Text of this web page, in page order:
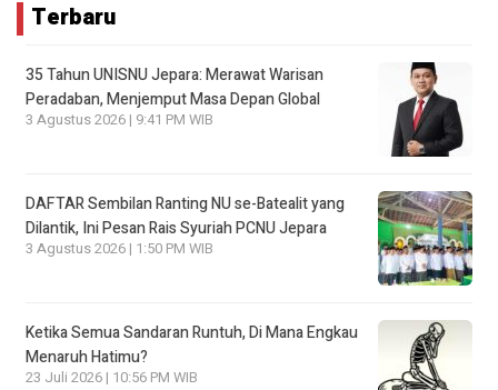
Terbaru
35 Tahun UNISNU Jepara: Merawat Warisan
Peradaban, Menjemput Masa Depan Global
3 Agustus 2026 | 9:41 PM WIB
DAFTAR Sembilan Ranting NU se-Batealit yang
Dilantik, Ini Pesan Rais Syuriah PCNU Jepara
3 Agustus 2026 | 1:50 PM WIB
Ketika Semua Sandaran Runtuh, Di Mana Engkau
Menaruh Hatimu?
23 Juli 2026 | 10:56 PM WIB